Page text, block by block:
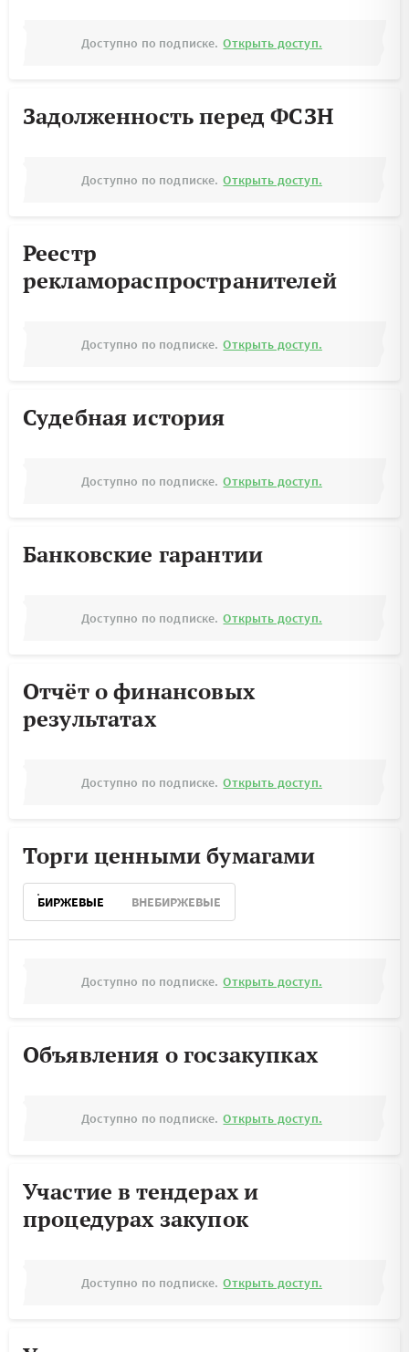
Доступно по подписке. Открыть доступ.
Задолженность перед ФСЗН
Доступно по подписке. Открыть доступ.
Реестр
рекламораспространителей
Доступно по подписке. Открыть доступ.
Судебная история
Доступно по подписке. Открыть доступ.
Банковские гарантии
Доступно по подписке. Открыть доступ.
Отчёт о финансовых
результатах
Доступно по подписке. Открыть доступ.
Торги ценными бумагами
БИРЖЕВЫЕ ВНЕБИРЖЕВЫЕ
Доступно по подписке. Открыть доступ.
Объявления о госзакупках
Доступно по подписке. Открыть доступ.
Участие в тендерах и
процедурах закупок
Доступно по подписке. Открыть доступ.